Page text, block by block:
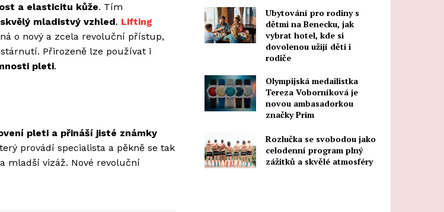
a elasticitu kůže. Tím
mladistvý vzhled. Lifting
o nový a zcela revoluční přístup,
Přirozeně lze používat i
pleti.
pleti a přináší jisté známky
provádí specialista a pěkně se tak
mladší vizáž. Nové revoluční
Ubytování pro rodiny s
dětmi na Benecku, jak
vybrat hotel, kde si
dovolenou užijí děti i
rodiče
Olympijská medailistka
Tereza Voborníková je
novou ambasadorkou
značky Prim
Rozlučka se svobodou jako
celodenní program plný
zážitků a skvělé atmosféry